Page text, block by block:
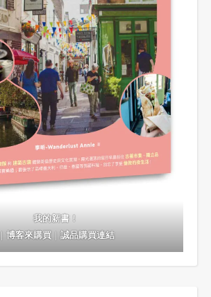
我的新書！
｜博客來購買｜誠品購買連結